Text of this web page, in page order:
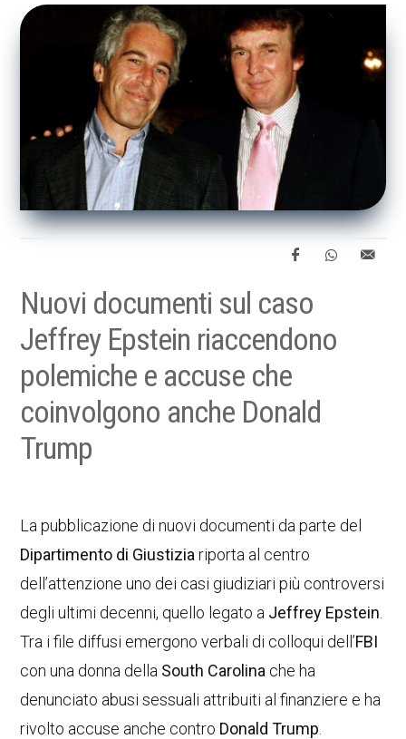
Nuovi documenti sul caso
Jeffrey Epstein riaccendono
polemiche e accuse che
coinvolgono anche Donald
Trump
La pubblicazione di nuovi documenti da parte del
Dipartimento di Giustizia riporta al centro
dell’attenzione uno dei casi giudiziari più controversi
degli ultimi decenni, quello legato a Jeffrey Epstein
Tra i file diffusi emergono verbali di colloqui dell’FBI
con una donna della South Carolina che ha
denunciato abusi sessuali attribuiti al finanziere e ha
rivolto accuse anche contro Donald Trump